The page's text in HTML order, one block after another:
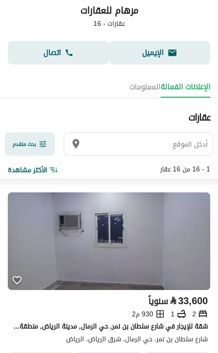
مرهام للعقارات
عقارات-
16
الإيميل اتصال
الإعلانات الفعالةالمعلومات
عقارات
بحث متقدم
1 - 16 من 16 عقار الأكثر مشاهدة
⃁33,600 سنوياً
2
1
930 م2
شقة للإيجار في شارع سلطان بن نمر, حي الرمال, مدينة الرياض, منطقة الرياض
شارع سلطان بن نمر، حي الرمال، شرق الرياض، الرياض